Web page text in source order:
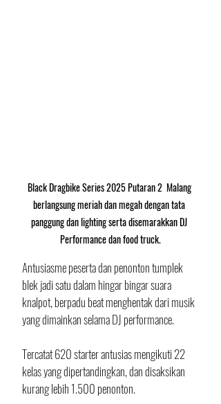
Black Dragbike Series 2025 Putaran 2  Malang
berlangsung meriah dan megah dengan tata
panggung dan lighting serta disemarakkan DJ
Performance dan food truck.
Antusiasme peserta dan penonton tumplek
blek jadi satu dalam hingar bingar suara
knalpot, berpadu beat menghentak dari musik
yang dimainkan selama DJ performance.
Tercatat 620 starter antusias mengikuti 22
kelas yang dipertandingkan, dan disaksikan
kurang lebih 1.500 penonton.